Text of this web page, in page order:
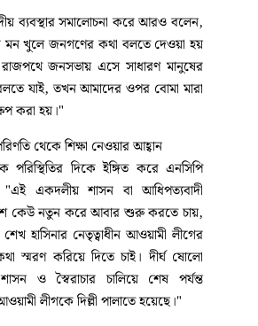
ব্যবস্থার সমালোচনা করে আরও বলেন,
মন খুলে জনগণের কথা বলতে দেওয়া হয়
জনসভায় এসে সাধারণ মানুষের
যাই, তখন আমাদের ওপর বোমা মারা
করা হয়।"
থেকে শিক্ষা নেওয়ার আহ্বান
পরিস্থিতির দিকে ইঙ্গিত করে এনসিপি
একদলীয় শাসন বা আধিপত্যবাদী
কেউ নতুন করে আবার শুরু করতে চায়,
হাসিনার নেতৃত্বাধীন আওয়ামী লীগের
স্মরণ করিয়ে দিতে চাই। দীর্ঘ ষোলো
ও স্বৈরাচার চালিয়ে শেষ পর্যন্ত
লীগকে দিল্লী পালাতে হয়েছে।"